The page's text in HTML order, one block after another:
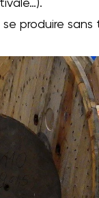
produire sans